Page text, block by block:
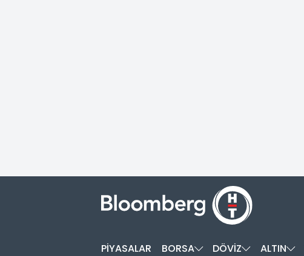
PİYASALAR BORSA DÖVİZ ALTIN